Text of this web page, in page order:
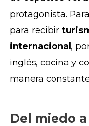
protagonista.
para recibir
internacional,
inglés, cocina y
manera
Del miedo